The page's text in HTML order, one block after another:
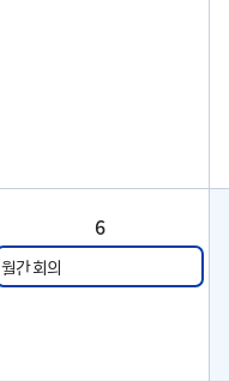
6
월간 회의